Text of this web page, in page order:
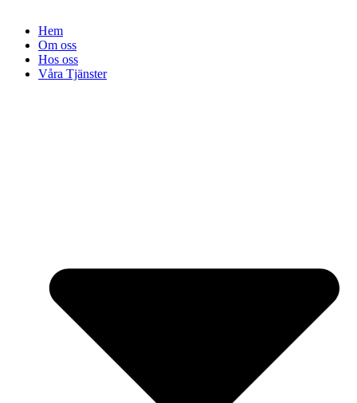
Hem
Om oss
Hos oss
Våra Tjänster